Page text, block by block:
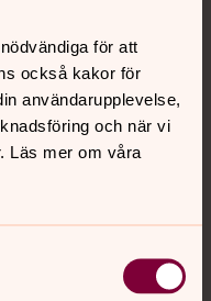
för att
också kakor för
användarupplevelse,
och när vi
Läs mer om våra